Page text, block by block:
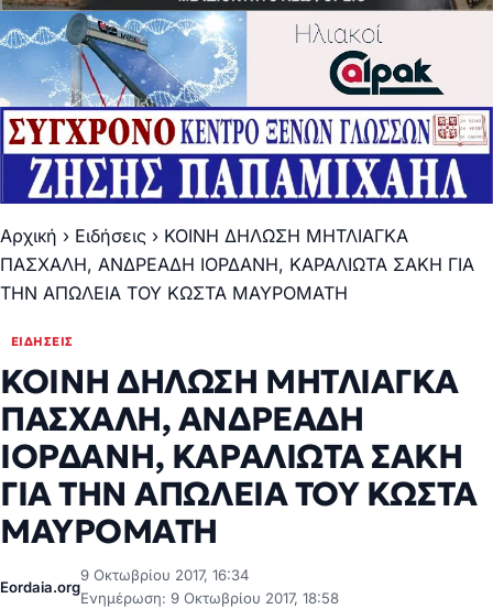
Αρχική › Ειδήσεις › ΚΟΙΝΗ ΔΗΛΩΣΗ ΜΗΤΛΙΑΓΚΑ
ΠΑΣΧΑΛΗ, ΑΝΔΡΕΑΔΗ ΙΟΡΔΑΝΗ, ΚΑΡΑΛΙΩΤΑ ΣΑΚΗ ΓΙΑ
ΤΗΝ ΑΠΩΛΕΙΑ ΤΟΥ ΚΩΣΤΑ ΜΑΥΡΟΜΑΤΗ
ΕΙΔΉΣΕΙΣ
ΚΟΙΝΗ ΔΗΛΩΣΗ ΜΗΤΛΙΑΓΚΑ
ΠΑΣΧΑΛΗ, ΑΝΔΡΕΑΔΗ
ΙΟΡΔΑΝΗ, ΚΑΡΑΛΙΩΤΑ ΣΑΚΗ
ΓΙΑ ΤΗΝ ΑΠΩΛΕΙΑ ΤΟΥ ΚΩΣΤΑ
ΜΑΥΡΟΜΑΤΗ
Eordaia.org
9 Οκτωβρίου 2017, 16:34
Ενημέρωση: 9 Οκτωβρίου 2017, 18:58